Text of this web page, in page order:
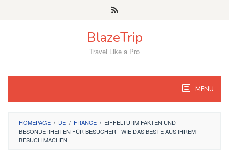
BlazeTrip
Travel Like a Pro
MENU
HOMEPAGE / DE / FRANCE / EIFFELTURM FAKTEN UND
BESONDERHEITEN FÜR BESUCHER - WIE DAS BESTE AUS IHREM
BESUCH MACHEN